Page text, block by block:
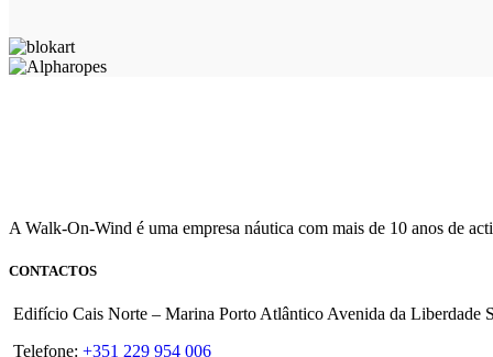
A Walk-On-Wind é uma empresa náutica com mais de 10 anos de
CONTACTOS
Edifício Cais Norte – Marina Porto Atlântico Avenida da Liberdade
Telefone: +351 229 954 006